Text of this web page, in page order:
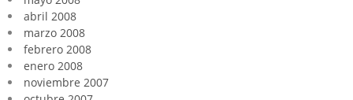
abril 2008
marzo 2008
febrero 2008
enero 2008
noviembre 2007